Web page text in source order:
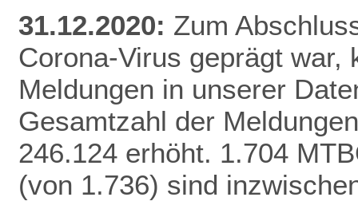
31.12.2020: Zum
Corona-Virus geprägt war,
Meldungen in unserer
Gesamtzahl der
246.124 erhöht. 1.704
(von 1.736) sind